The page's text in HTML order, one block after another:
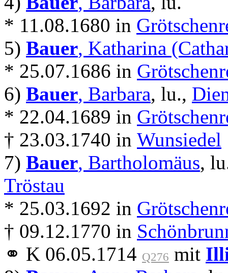
* 11.08.1680 in
5) Bauer, Katharina
* 25.07.1686 in
6) Bauer, Barbara, lu.,
* 22.04.1689 in
† 23.03.1740 in Wunsiedel
7) Bauer, Bartholomäus,
Tröstau
* 25.03.1692 in
† 09.12.1770 in
⚭ K 06.05.1714 Q276 mit